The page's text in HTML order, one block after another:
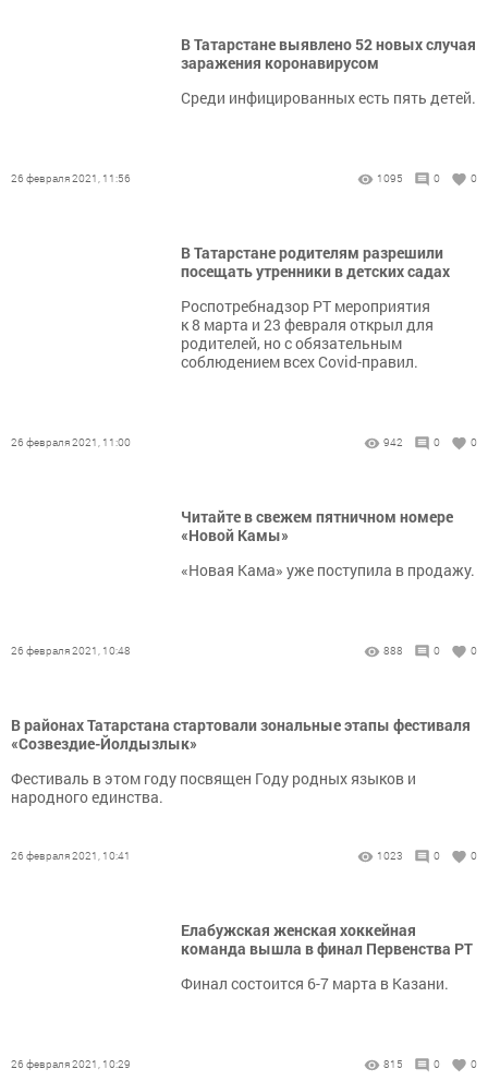
В Татарстане выявлено 52 новых случая
заражения коронавирусом
Среди инфицированных есть пять детей.
26 февраля 2021, 11:56 1095 0 0
В Татарстане родителям разрешили
посещать утренники в детских садах
Роспотребнадзор РТ мероприятия
к 8 марта и 23 февраля открыл для
родителей, но с обязательным
соблюдением всех Covid-правил.
26 февраля 2021, 11:00 942 0 0
Читайте в свежем пятничном номере
«Новой Камы»
«Новая Кама» уже поступила в продажу.
26 февраля 2021, 10:48 888 0 0
В районах Татарстана стартовали зональные этапы фестиваля
«Созвездие-Йолдызлык»
Фестиваль в этом году посвящен Году родных языков и
народного единства.
26 февраля 2021, 10:41 1023 0 0
Елабужская женская хоккейная
команда вышла в финал Первенства РТ
Финал состоится 6-7 марта в Казани.
26 февраля 2021, 10:29 815 0 0